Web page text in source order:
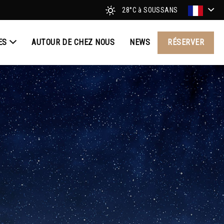
28°C à SOUSSANS
AUTOUR DE CHEZ NOUS NEWS RÉSERVER